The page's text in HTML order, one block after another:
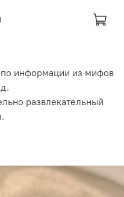
информации из мифов
развлекательный